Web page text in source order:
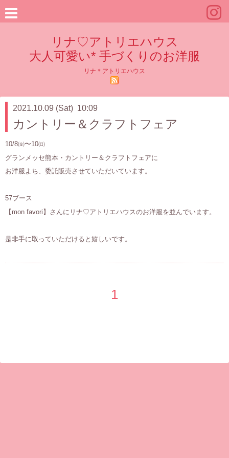
リナ♡アトリエハウス
大人可愛い* 手づくりのお洋服
リナ＊アトリエハウス
2021.10.09 (Sat) 10:09
カントリー＆クラフトフェア
10/8㈮〜10㈰
グランメッセ熊本・カントリー＆クラフトフェアに
お洋服よち、委託販売させていただいています。
57ブース
【mon favori】さんにリナ♡アトリエハウスのお洋服を並んでいます。
是非手に取っていただけると嬉しいです。
1